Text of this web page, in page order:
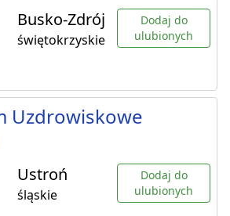
Busko-Zdrój
świętokrzyskie
Dodaj do
ulubionych
Uzdrowiskowe
Ustroń
śląskie
Dodaj do
ulubionych